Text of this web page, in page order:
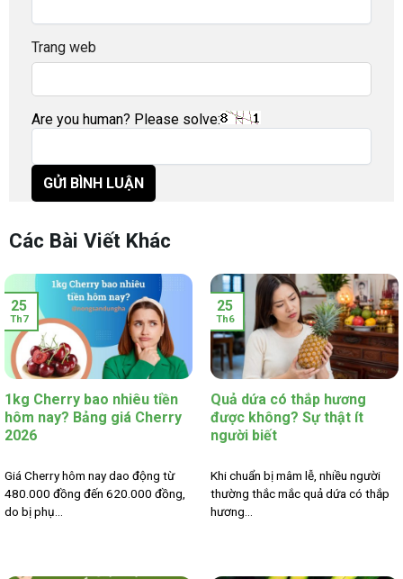
Trang web
Are you human? Please solve:
Các Bài Viết Khác
1kg Cherry bao nhiêu tiền
hôm nay? Bảng giá Cherry
2026
Giá Cherry hôm nay dao động từ
480.000 đồng đến 620.000 đồng,
do bị phụ...
25
Th7
Quả dứa có thắp hương
được không? Sự thật ít
người biết
Khi chuẩn bị mâm lễ, nhiều người
thường thắc mắc quả dứa có thắp
hương...
25
Th6